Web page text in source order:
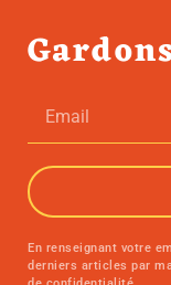
En renseignant votre
derniers articles par